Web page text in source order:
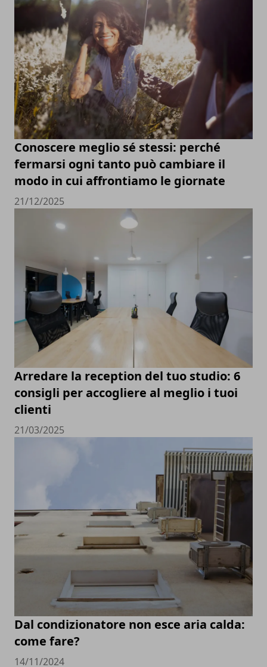
Conoscere meglio sé stessi: perché
fermarsi ogni tanto può cambiare il
modo in cui affrontiamo le giornate
21/12/2025
Arredare la reception del tuo studio: 6
consigli per accogliere al meglio i tuoi
clienti
21/03/2025
Dal condizionatore non esce aria calda:
come fare?
14/11/2024